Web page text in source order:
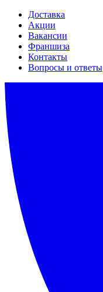
Доставка
Акции
Вакансии
Франшиза
Контакты
Вопросы и ответы